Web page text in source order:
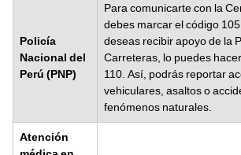
Policía
Nacional del
Perú (PNP)
Para comunicarte con la
debes marcar el código
deseas recibir apoyo de la
Carreteras, lo puedes
110. Así, podrás reportar
vehiculares, asaltos o
fenómenos naturales.
Atención